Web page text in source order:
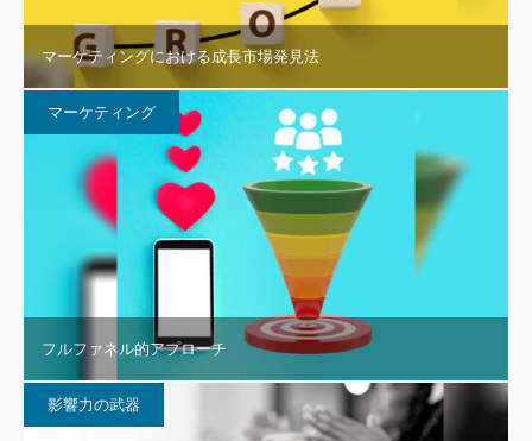
マーケティングにおける成長市場発見法
マーケティング
フルファネル的アプローチ
影響力の武器